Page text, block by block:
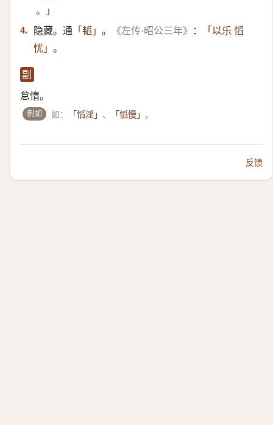
。」
4.
隐藏。通 「韬」 。 《左传·昭公三年》 ：
「以乐 慆
忧」 。
副
怠惰。
例如 如： 「慆淫」 、 「慆慢」。
反馈